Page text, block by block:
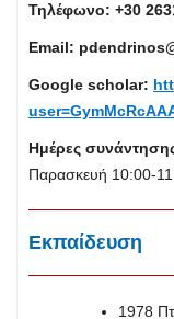
Τηλέφωνο: +30
Email:
Google scholar:
Ημέρες
Παρασκευή 10:00-
Εκπαίδευση
1978